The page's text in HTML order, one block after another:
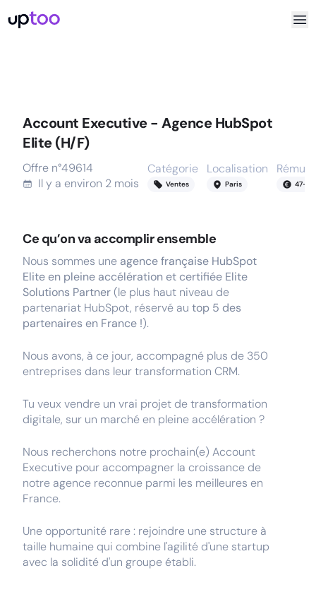
Account Executive - Agence HubSpot
Elite (H/F)
Offre n°49614
Il y a environ 2 mois
Catégorie
Ventes
Localisation
Paris 47-
Ce qu’on va accomplir ensemble
Nous sommes une agence française HubSpot
Elite en pleine accélération et certifiée Elite
Solutions Partner(le plus haut niveau de
partenariat HubSpot, réservé au top 5 des
partenaires en France !).
Nous avons, à ce jour, accompagné plus de 350
entreprises dans leur transformation CRM.
Tu veux vendre un vrai projet de transformation
digitale, sur un marché en pleine accélération ?
Nous recherchons notre prochain(e) Account
Executive pour accompagner la croissance de
notre agence reconnue parmi les meilleures en
France.
Une opportunité rare : rejoindre une structure à
taille humaine qui combine l'agilité d'une startup
avec la solidité d'un groupe établi.